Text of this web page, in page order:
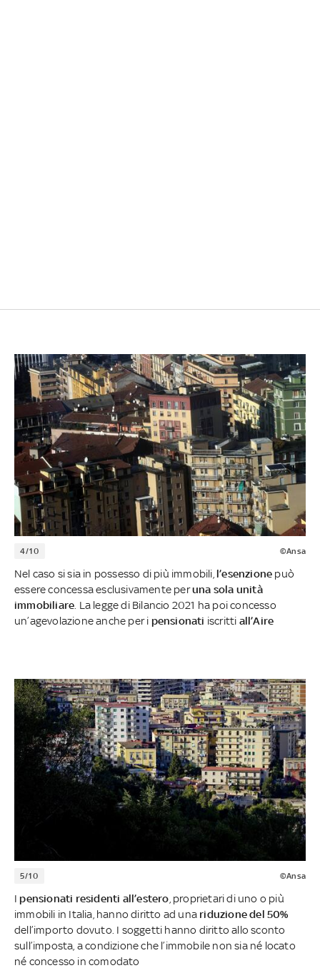
4/10 ©Ansa
Nel caso si sia in possesso di più immobili, l’esenzione può
essere concessa esclusivamente peruna sola unità
immobiliare . La legge di Bilancio 2021 ha poi concesso
un’agevolazione anche per i pensionati iscritti all’Aire
5/10 ©Ansa
I pensionati residenti all’estero , proprietari di uno o più
immobili in Italia, hanno diritto ad una riduzione del 50%
dell’importo dovuto. I soggetti hanno diritto allo sconto
sull’imposta, a condizione che l’immobile non sia né locato
né concesso in comodato